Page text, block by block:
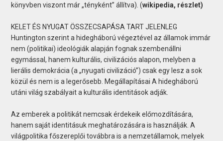
könyvben viszont már „tényként” állítva). (wikipedia, részlet)
KELET ÉS NYUGAT ÖSSZECSAPÁSA TART JELENLEG
Huntington szerint a hidegháború végeztével az államok immár
nem (politikai) ideológiák alapján fognak szembenállni
egymással, hanem kulturális, civilizációs alapon, melyben a
lierális demokrácia (a „nyugati civilizáció”) csak egy lesz a sok
közül és nem is a legerősebb. Megállapításai A hidegháború
utáni világ szabályait a kulturális identitások adják.
Az emberek a politikát nemcsak érdekeik előmozdítására,
hanem saját identitásuk meghatározására is használják. A
világpolitika főszereplői továbbra is a nemzetállamok, melyek